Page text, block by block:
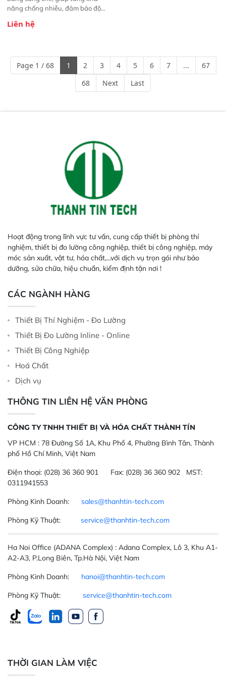
năng chống nhiễu, đảm bảo độ
Phạm vi ứng dụng rộng: Đáp ứng
ngành công nghiệp khác nhau. 
Độ nhạy cao: Trang bị đầu dò
InGaAs độ nhạy cao, cung cấp
phản hồi phổ tuyến tính đầy đủ,
đảm bảo độ chính xác và khả
Liên hệ
Page 1 / 68 1 2 3 4 5 6 7 ...
67
68
Next Last
Hoạt động trong lĩnh vực tư vấn, cung cấp thiết bị phòng thí
nghiệm, thiết bị đo lường công nghiệp, thiết bị công nghiệp, máy
móc sản xuất, vật tư, hóa chất,...với dịch vụ trọn gói như bảo
dưỡng, sửa chữa, hiệu chuẩn, kiểm định tận nơi !
CÁC NGÀNH HÀNG
Thiết Bị Thí Nghiệm - Đo Lường
Thiết Bị Đo Lường Inline - Online
Thiết Bị Công Nghiệp
Hoá Chất
Dịch vụ
THÔNG TIN LIÊN HỆ VĂN PHÒNG
CÔNG TY TNHH THIẾT BỊ VÀ HÓA CHẤT THÀNH TÍN
VP HCM : 78 Đường Số 1A, Khu Phố 4, Phường Bình Tân, Thành
phố Hồ Chí Minh, Việt Nam
Điện thoại: (028) 36 360 901 Fax: (028) 36 360 902 MST:
0311941553
Phòng Kinh Doanh: sales@thanhtin-tech.com
Phòng Kỹ Thuật: service@thanhtin-tech.com
Ha Noi Office (ADANA Complex) : Adana Complex, Lô 3, Khu A1-
A2-A3, P.Long Biên, Tp.Hà Nội, Việt Nam
Phòng Kinh Doanh: hanoi@thanhtin-tech.com
Phòng Kỹ Thuật: service@thanhtin-tech.com
THỜI GIAN LÀM VIỆC